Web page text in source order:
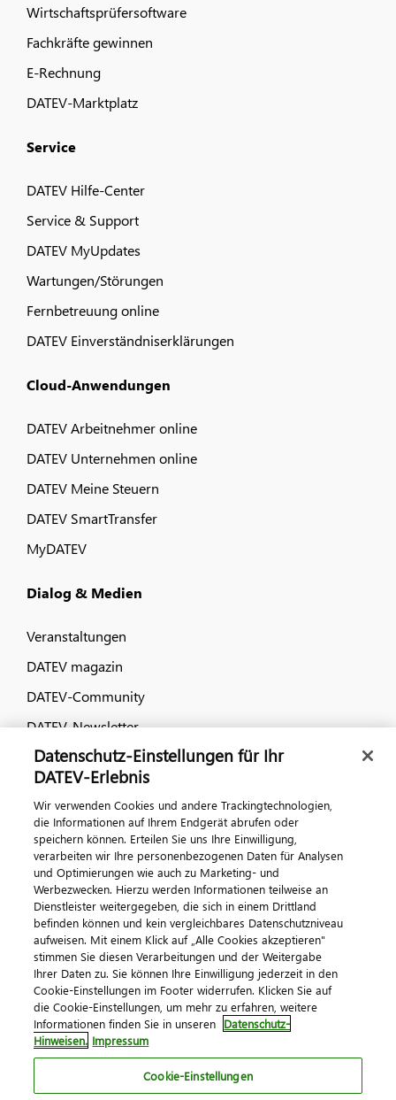
Wirtschaftsprüfersoftware
Fachkräfte gewinnen
E-Rechnung
DATEV-Marktplatz
Service
DATEV Hilfe-Center
Service & Support
DATEV MyUpdates
Wartungen/Störungen
Fernbetreuung online
DATEV Einverständniserklärungen
Cloud-Anwendungen
DATEV Arbeitnehmer online
DATEV Unternehmen online
DATEV Meine Steuern
DATEV SmartTransfer
MyDATEV
Dialog & Medien
Veranstaltungen
DATEV magazin
DATEV-Community
DATEV-Newsletter
Kontaktieren Sie uns
© 2026 DATEV eG
ImpressumDatenschutzAGB Kontakt
Cookie-Einstellungen
Datenschutz-Einstellungen für Ihr
DATEV-Erlebnis
Wir verwenden Cookies und andere Trackingtechnologien,
die Informationen auf Ihrem Endgerät abrufen oder
speichern können. Erteilen Sie uns Ihre Einwilligung,
verarbeiten wir Ihre personenbezogenen Daten für Analysen
und Optimierungen wie auch zu Marketing- und
Werbezwecken. Hierzu werden Informationen teilweise an
Dienstleister weitergegeben, die sich in einem Drittland
befinden können und kein vergleichbares Datenschutzniveau
aufweisen. Mit einem Klick auf „Alle Cookies akzeptieren"
stimmen Sie diesen Verarbeitungen und der Weitergabe
Ihrer Daten zu. Sie können Ihre Einwilligung jederzeit in den
Cookie-Einstellungen im Footer widerrufen. Klicken Sie auf
die Cookie-Einstellungen, um mehr zu erfahren, weitere
Informationen finden Sie in unseren Datenschutz-
Hinweisen. Impressum
Cookie-Einstellungen